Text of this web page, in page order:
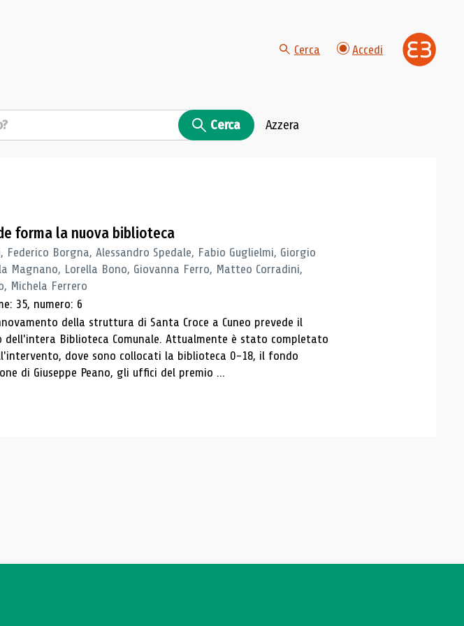
Cerca Accedi
Cerca Azzera
forma la nuova biblioteca
Federico Borgna, Alessandro Spedale, Fabio Guglielmi, Giorgio
Magnano, Lorella Bono, Giovanna Ferro, Matteo Corradini,
Michela Ferrero
35, numero: 6
della struttura di Santa Croce a Cuneo prevede il
dell'intera Biblioteca Comunale. Attualmente è stato completato
dove sono collocati la biblioteca 0-18, il fondo
di Giuseppe Peano, gli uffici del premio ...